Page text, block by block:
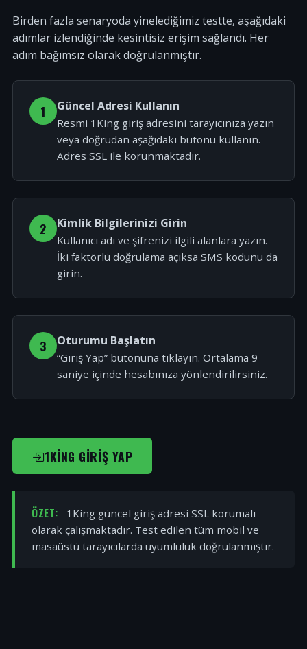
Birden fazla senaryoda yinelediğimiz testte, aşağıdaki
adımlar izlendiğinde kesintisiz erişim sağlandı. Her
adım bağımsız olarak doğrulanmıştır.
1 Güncel Adresi Kullanın
Resmi 1King giriş adresini tarayıcınıza yazın
veya doğrudan aşağıdaki butonu kullanın.
Adres SSL ile korunmaktadır.
2 Kimlik Bilgilerinizi Girin
Kullanıcı adı ve şifrenizi ilgili alanlara yazın.
İki faktörlü doğrulama açıksa SMS kodunu da
girin.
3 Oturumu Başlatın
“Giriş Yap” butonuna tıklayın. Ortalama 9
saniye içinde hesabınıza yönlendirilirsiniz.
1KING GIRIŞ YAP
ÖZET:
1King güncel giriş adresi SSL korumalı
olarak çalışmaktadır. Test edilen tüm mobil ve
masaüstü tarayıcılarda uyumluluk doğrulanmıştır.